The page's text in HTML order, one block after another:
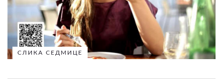
СЛИКА СЕДМИЦЕ